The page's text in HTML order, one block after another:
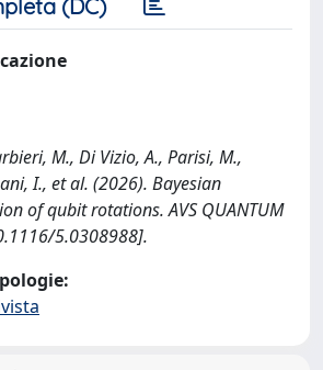
(DC)
M., Di Vizio, A., Parisi, M.,
I., et al. (2026). Bayesian
of qubit rotations. AVS QUANTUM
5.0308988].